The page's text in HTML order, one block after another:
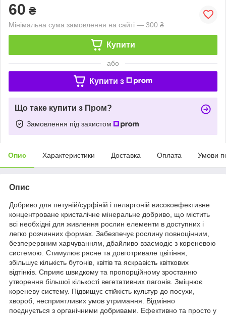
60 ₴
Мінімальна сума замовлення на сайті — 300 ₴
Купити
або
Купити з
Що таке купити з Пром?
Замовлення під захистом
Опис Характеристики Доставка Оплата Умови
Опис
Добриво для петуній/сурфіній і пеларгоній високоефективне
концентроване кристалічне мінеральне добриво, що містить
всі необхідні для живлення рослин елементи в доступних і
легко розчинних формах. Забезпечує рослину повноцінним,
безперервним харчуванням, дбайливо взаємодіє з кореневою
системою. Стимулює рясне та довготривале цвітіння,
збільшує кількість бутонів, квітів та яскравість квіткових
відтінків. Сприяє швидкому та пропорційному зростанню
утворення більшої кількості вегетативних пагонів. Зміцнює
кореневу систему. Підвищує стійкість культур до посухи,
хвороб, несприятливих умов утримання. Відмінно
поєднується з органічними добривами. Ефективно та просто у